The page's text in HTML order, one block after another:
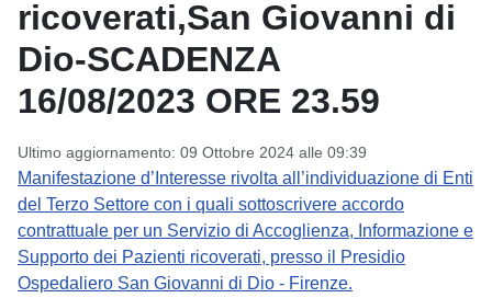
ricoverati,San Giovanni di
Dio-SCADENZA
16/08/2023 ORE 23.59
Ultimo aggiornamento: 09 Ottobre 2024 alle 09:39
Manifestazione d’Interesse rivolta all’individuazione di Enti
del Terzo Settore con i quali sottoscrivere accordo
contrattuale per un Servizio di Accoglienza, Informazione e
Supporto dei Pazienti ricoverati, presso il Presidio
Ospedaliero San Giovanni di Dio - Firenze.